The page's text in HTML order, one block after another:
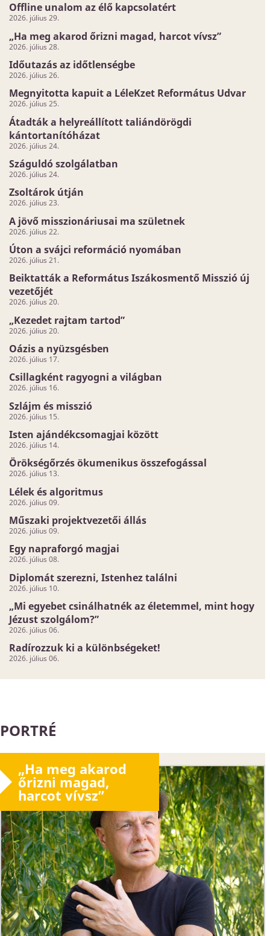
Offline unalom az élő kapcsolatért
2026. július 29.
„Ha meg akarod őrizni magad, harcot vívsz”
2026. július 28.
Időutazás az időtlenségbe
2026. július 26.
Megnyitotta kapuit a LéleKzet Református Udvar
2026. július 25.
Átadták a helyreállított taliándörögdi
kántortanítóházat
2026. július 24.
Száguldó szolgálatban
2026. július 24.
Zsoltárok útján
2026. július 23.
A jövő misszionáriusai ma születnek
2026. július 22.
Úton a svájci reformáció nyomában
2026. július 21.
Beiktatták a Református Iszákosmentő Misszió új
vezetőjét
2026. július 20.
„Kezedet rajtam tartod”
2026. július 20.
Oázis a nyüzsgésben
2026. július 17.
Csillagként ragyogni a világban
2026. július 16.
Szlájm és misszió
2026. július 15.
Isten ajándékcsomagjai között
2026. július 14.
Örökségőrzés ökumenikus összefogással
2026. július 13.
Lélek és algoritmus
2026. július 09.
Műszaki projektvezetői állás
2026. július 09.
Egy napraforgó magjai
2026. július 08.
Diplomát szerezni, Istenhez találni
2026. július 10.
„Mi egyebet csinálhatnék az életemmel, mint hogy
Jézust szolgálom?”
2026. július 06.
Radírozzuk ki a különbségeket!
2026. július 06.
PORTRÉ
„Ha meg akarod
őrizni magad,
harcot vívsz”